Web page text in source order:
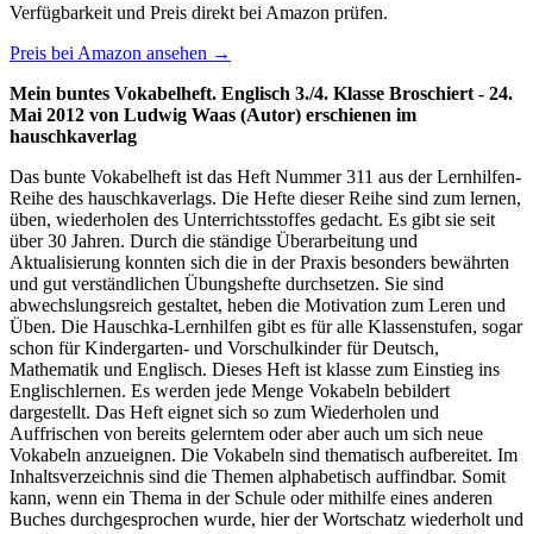
Verfügbarkeit und Preis direkt bei Amazon prüfen.
Preis bei Amazon ansehen →
Mein buntes Vokabelheft. Englisch 3./4. Klasse Broschiert - 24.
Mai 2012 von Ludwig Waas (Autor) erschienen im
hauschkaverlag
Das bunte Vokabelheft ist das Heft Nummer 311 aus der Lernhilfen-
Reihe des hauschkaverlags. Die Hefte dieser Reihe sind zum lernen,
üben, wiederholen des Unterrichtsstoffes gedacht. Es gibt sie seit
über 30 Jahren. Durch die ständige Überarbeitung und
Aktualisierung konnten sich die in der Praxis besonders bewährten
und gut verständlichen Übungshefte durchsetzen. Sie sind
abwechslungsreich gestaltet, heben die Motivation zum Leren und
Üben. Die Hauschka-Lernhilfen gibt es für alle Klassenstufen, sogar
schon für Kindergarten- und Vorschulkinder für Deutsch,
Mathematik und Englisch. Dieses Heft ist klasse zum Einstieg ins
Englischlernen. Es werden jede Menge Vokabeln bebildert
dargestellt. Das Heft eignet sich so zum Wiederholen und
Auffrischen von bereits gelerntem oder aber auch um sich neue
Vokabeln anzueignen. Die Vokabeln sind thematisch aufbereitet. Im
Inhaltsverzeichnis sind die Themen alphabetisch auffindbar. Somit
kann, wenn ein Thema in der Schule oder mithilfe eines anderen
Buches durchgesprochen wurde, hier der Wortschatz wiederholt und